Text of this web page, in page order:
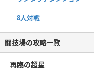
8人対戦
闘技場の攻略一覧
再臨の超星